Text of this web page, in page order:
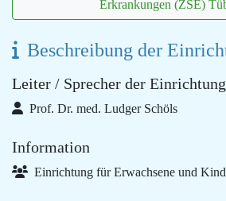
Erkrankungen (ZSE)
Beschreibung der
Leiter / Sprecher der Einrichtung
Prof. Dr. med. Ludger Schöls
Information
Einrichtung für Erwachsene und